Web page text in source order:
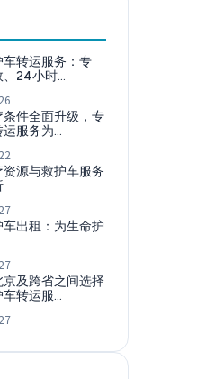
车转运服务：专
、24小时…
条件全面升级，专
运服务为…
源与救护车服务
出租：为生命护
京及跨省之间选择
车转运服…